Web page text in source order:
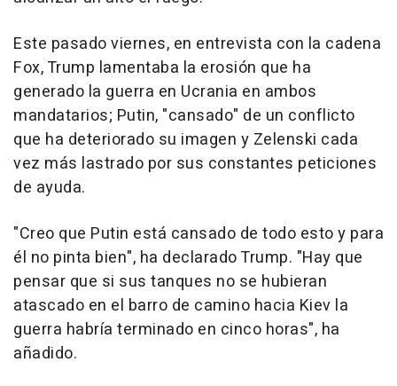
Este pasado viernes, en entrevista con la cadena
Fox, Trump lamentaba la erosión que ha
generado la guerra en Ucrania en ambos
mandatarios; Putin, "cansado" de un conflicto
que ha deteriorado su imagen y Zelenski cada
vez más lastrado por sus constantes peticiones
de ayuda.
"Creo que Putin está cansado de todo esto y para
él no pinta bien", ha declarado Trump. "Hay que
pensar que si sus tanques no se hubieran
atascado en el barro de camino hacia Kiev la
guerra habría terminado en cinco horas", ha
añadido.